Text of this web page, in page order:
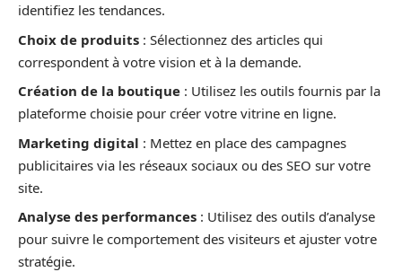
identifiez les tendances.
Choix de produits : Sélectionnez des articles qui
correspondent à votre vision et à la demande.
Création de la boutique : Utilisez les outils fournis par la
plateforme choisie pour créer votre vitrine en ligne.
Marketing digital : Mettez en place des campagnes
publicitaires via les réseaux sociaux ou des SEO sur votre
site.
Analyse des performances : Utilisez des outils d’analyse
pour suivre le comportement des visiteurs et ajuster votre
stratégie.